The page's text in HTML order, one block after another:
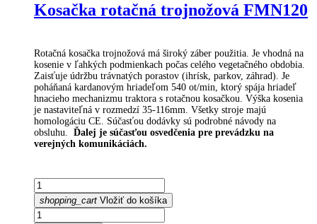
Kosačka rotačná trojnožová FMN120
Rotačná kosačka trojnožová má široký záber použitia. Je vhodná na
kosenie v ľahkých podmienkach počas celého vegetačného obdobia.
Zaisťuje údržbu trávnatých porastov (ihrísk, parkov, záhrad). Je
poháňaná kardanovým hriadeľom 540 ot/min, ktorý spája hriadeľ
hnacieho mechanizmu traktora s rotačnou kosačkou. Výška kosenia
je nastaviteľná v rozmedzí 35-116mm. Všetky stroje majú
homologáciu CE. Súčasťou dodávky sú podrobné návody na
obsluhu. Ďalej je súčasťou osvedčenia pre prevádzku na
verejných komunikáciách.
shopping_cart Vložiť do košíka